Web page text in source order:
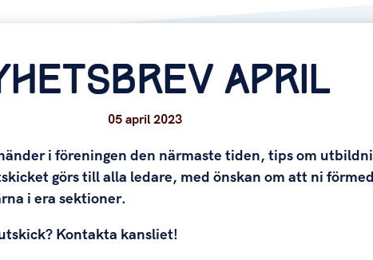
APRIL
05 april 2023
i föreningen den närmaste tiden, tips om
görs till alla ledare, med önskan om att ni
i era sektioner.
Kontakta kansliet!